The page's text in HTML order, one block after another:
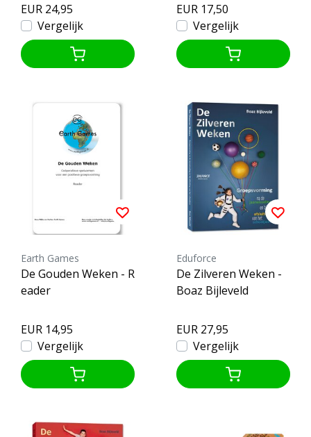
EUR 24,95
Vergelijk
EUR 17,50
Vergelijk
Earth Games
De Gouden Weken - R
eader
EUR 14,95
Vergelijk
Eduforce
De Zilveren Weken -
Boaz Bijleveld
EUR 27,95
Vergelijk